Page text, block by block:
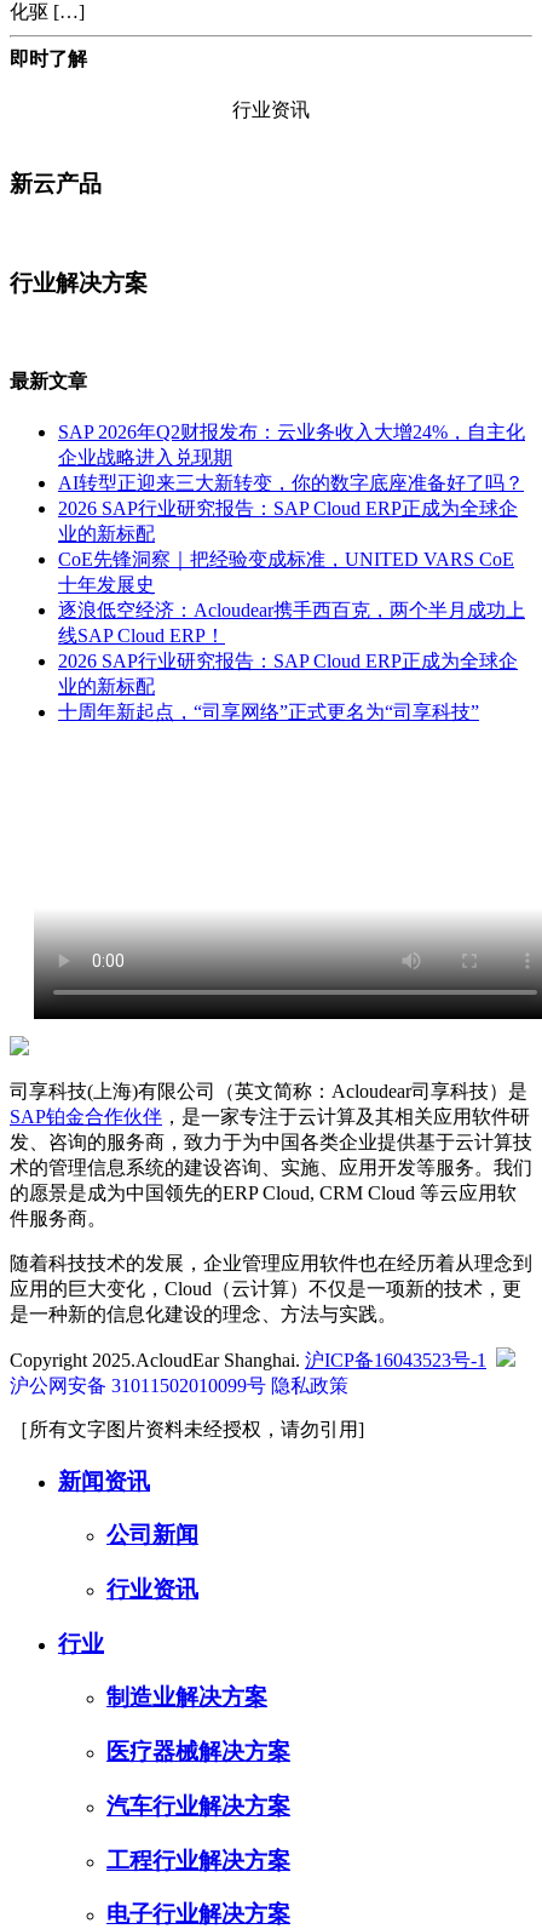
化驱 […]
即时了解
行业资讯
新云产品
行业解决方案
最新文章
SAP 2026年Q2财报发布：云业务收入大增24%，自主化
企业战略进入兑现期
AI转型正迎来三大新转变，你的数字底座准备好了吗？
2026 SAP行业研究报告：SAP Cloud ERP正成为全球企
业的新标配
CoE先锋洞察｜把经验变成标准，UNITED VARS CoE
十年发展史
逐浪低空经济：Acloudear携手西百克，两个半月成功上
线SAP Cloud ERP！
2026 SAP行业研究报告：SAP Cloud ERP正成为全球企
业的新标配
十周年新起点，“司享网络”正式更名为“司享科技”
司享科技(上海)有限公司（英文简称：Acloudear司享科技）是
SAP铂金合作伙伴 ，是一家专注于云计算及其相关应用软件研
发、咨询的服务商，致力于为中国各类企业提供基于云计算技
术的管理信息系统的建设咨询、实施、应用开发等服务。我们
的愿景是成为中国领先的ERP Cloud, CRM Cloud 等云应用软
件服务商。
随着科技技术的发展，企业管理应用软件也在经历着从理念到
应用的巨大变化，Cloud（云计算）不仅是一项新的技术，更
是一种新的信息化建设的理念、方法与实践。
Copyright 2025.AcloudEar Shanghai. 沪ICP备16043523号-1
沪公网安备 31011502010099号 隐私政策
［所有文字图片资料未经授权，请勿引用]
新闻资讯
公司新闻
行业资讯
行业
制造业解决方案
医疗器械解决方案
汽车行业解决方案
工程行业解决方案
电子行业解决方案